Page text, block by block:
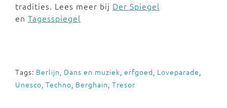
tradities. Lees meer bij Der Spiegel
en Tagesspiegel
Tags: Berlijn, Dans en muziek, erfgoed, Loveparade,
Unesco, Techno, Berghain, Tresor